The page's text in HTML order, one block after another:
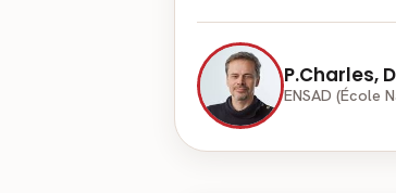
P.Charles,
ENSAD (École